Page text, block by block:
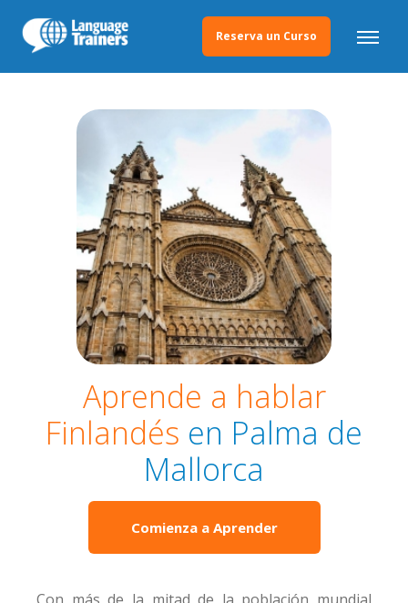
Reserva un Curso
Aprende a hablar
Finlandés en Palma de
Mallorca
Comienza a Aprender